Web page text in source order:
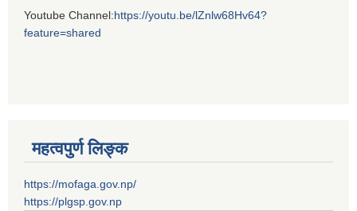
Youtube Channel:https://youtu.be/lZnlw68Hv64?
feature=shared
महत्वपुर्ण लिङ्क
https://mofaga.gov.np/
https://plgsp.gov.np